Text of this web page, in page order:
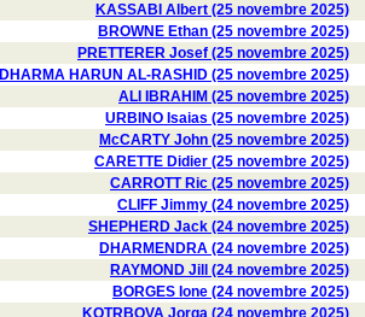
KASSABI Albert (25 novembre 2025)
BROWNE Ethan (25 novembre 2025)
PRETTERER Josef (25 novembre 2025)
DHARMA HARUN AL-RASHID (25 novembre 2025)
ALI IBRAHIM (25 novembre 2025)
URBINO Isaias (25 novembre 2025)
McCARTY John (25 novembre 2025)
CARETTE Didier (25 novembre 2025)
CARROTT Ric (25 novembre 2025)
CLIFF Jimmy (24 novembre 2025)
SHEPHERD Jack (24 novembre 2025)
DHARMENDRA (24 novembre 2025)
RAYMOND Jill (24 novembre 2025)
BORGES Ione (24 novembre 2025)
KOTRBOVA Jorga (24 novembre 2025)